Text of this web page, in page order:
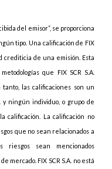
del emisor”, se proporciona
tipo. Una calificación de FIX
crediticia de una emisión. Esta
que FIX SCR S.A.
las calificaciones son un
y ningún individuo, o grupo de
calificación. La calificación no
que no sean relacionados a
sean mencionados
mercado. FIX SCR S.A. no está